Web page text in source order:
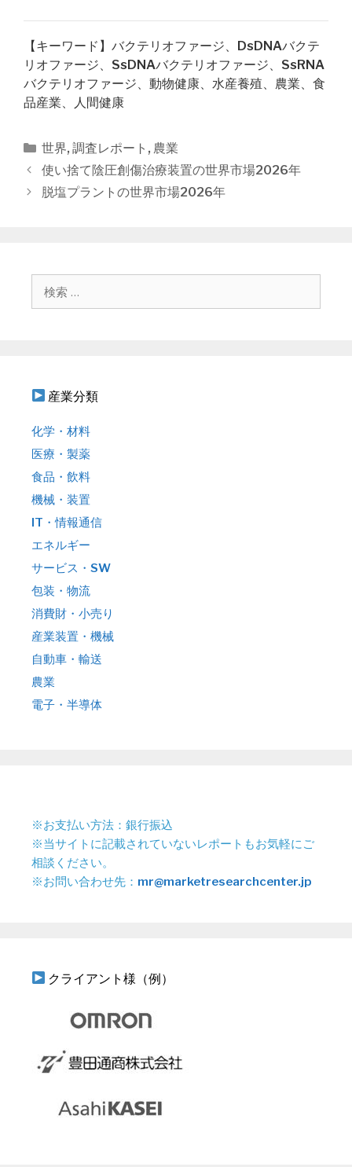
【キーワード】バクテリオファージ、DsDNAバクテ
リオファージ、SsDNAバクテリオファージ、SsRNA
バクテリオファージ、動物健康、水産養殖、農業、食
品産業、人間健康
カ
テ
ゴ
リ
世界, 調査レポート , 農業
投
稿
使い捨て陰圧創傷治療装置の世界市場2026年
脱塩プラントの世界市場2026年
産業分類
化学・材料
医療・製薬
食品・飲料
機械・装置
IT・情報通信
エネルギー
サービス・SW
包装・物流
消費財・小売り
産業装置・機械
自動車・輸送
農業
電子・半導体
※お支払い方法：銀行振込
※当サイトに記載されていないレポートもお気軽にご
相談ください。
※お問い合わせ先： mr@marketresearchcenter.jp
クライアント様（例）